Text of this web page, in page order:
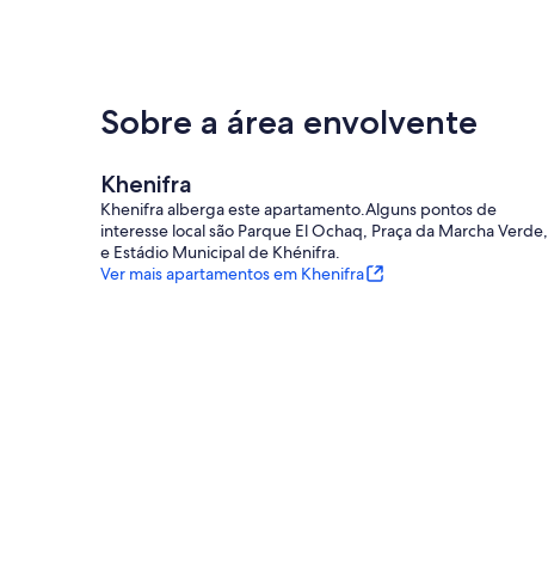
Sobre a área envolvente
Khenifra
Khenifra alberga este apartamento.Alguns pontos de
interesse local são Parque El Ochaq, Praça da Marcha Verde,
e Estádio Municipal de Khénifra.
Ver mais apartamentos em Khenifra